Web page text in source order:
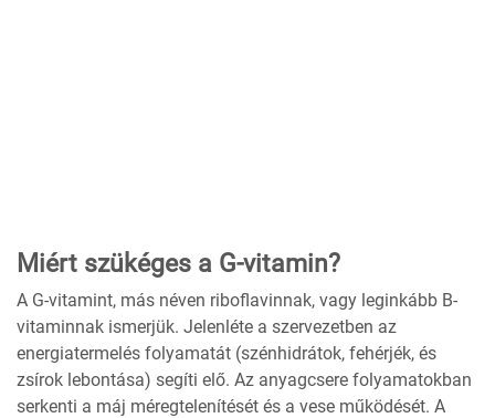
Miért szükéges a G-vitamin?
A G-vitamint, más néven riboflavinnak, vagy leginkább B-
vitaminnak ismerjük. Jelenléte a szervezetben az
energiatermelés folyamatát (szénhidrátok, fehérjék, és
zsírok lebontása) segíti elő. Az anyagcsere folyamatokban
serkenti a máj méregtelenítését és a vese működését. A